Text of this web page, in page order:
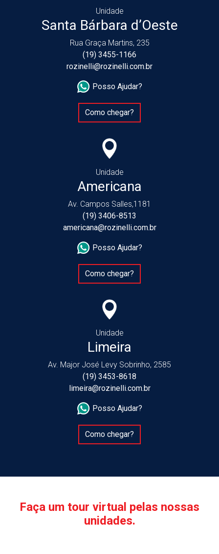
Unidade
Santa Bárbara d’Oeste
Rua Graça Martins, 235
(19) 3455-1166
rozinelli@rozinelli.com.br
Posso Ajudar?
Como chegar?
Unidade
Americana
Av. Campos Salles,1181
(19) 3406-8513
americana@rozinelli.com.br
Posso Ajudar?
Como chegar?
Unidade
Limeira
Av. Major José Levy Sobrinho, 2585
(19) 3453-8618
limeira@rozinelli.com.br
Posso Ajudar?
Como chegar?
Faça um tour virtual pelas nossas
unidades.